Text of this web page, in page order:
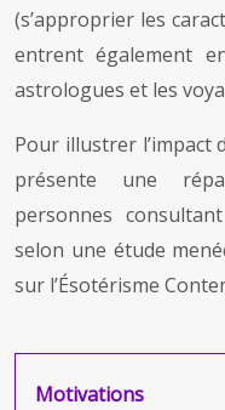
(s’approprier les
entrent également
astrologues et les
Pour illustrer l’impact
présente une
personnes
selon une étude
sur l’Ésotérisme
Motivations